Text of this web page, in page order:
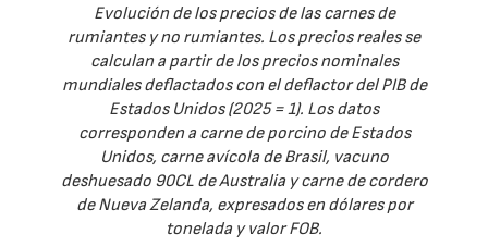
Evolución de los precios de las carnes de
rumiantes y no rumiantes. Los precios reales se
calculan a partir de los precios nominales
mundiales deflactados con el deflactor del PIB de
Estados Unidos (2025 = 1). Los datos
corresponden a carne de porcino de Estados
Unidos, carne avícola de Brasil, vacuno
deshuesado 90CL de Australia y carne de cordero
de Nueva Zelanda, expresados en dólares por
tonelada y valor FOB.